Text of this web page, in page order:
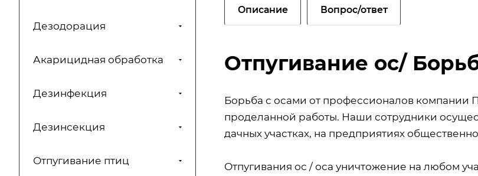
Описание Вопрос/ответ
Отпугивание ос/
Борьба с осами от профессионалов компании
проделанной работы. Наши сотрудники
дачных участках, на предприятиях
Отпугивания ос / оса уничтожение на любом
Дезодорация
Акарицидная обработка
Дезинфекция
Дезинсекция
Отпугивание птиц